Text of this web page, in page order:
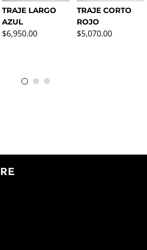
TRAJE LARGO
AZUL
Precio normal
$6,950.00
TRAJE CORTO
ROJO
Precio normal
$5,070.00